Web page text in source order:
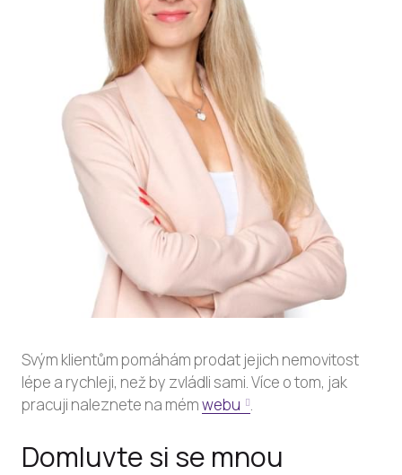
Svým klientům pomáhám prodat jejich nemovitost
lépe a rychleji, než by zvládli sami. Více o tom, jak
pracuji naleznete na mémwebu .
Domluvte si se mnou